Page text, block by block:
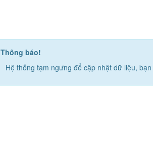
Thông báo!
Hệ thống tạm ngưng để cập nhật dữ liệu,